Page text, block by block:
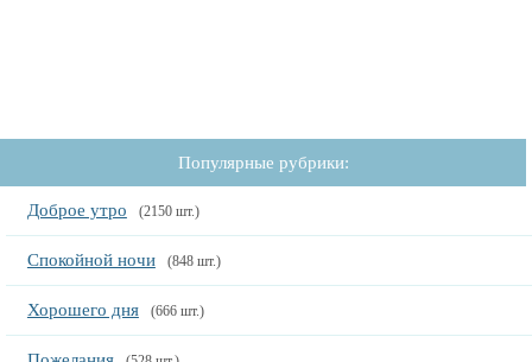
Популярные рубрики:
Доброе утро (2150 шт.)
Спокойной ночи (848 шт.)
Хорошего дня (666 шт.)